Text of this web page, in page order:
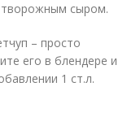
творожным сыром.
– просто
его в блендере и
1 ст.л.